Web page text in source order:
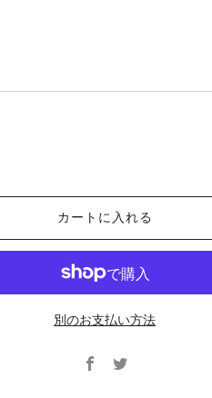
カートに入れる
別のお支払い方法
FacebookTwitter